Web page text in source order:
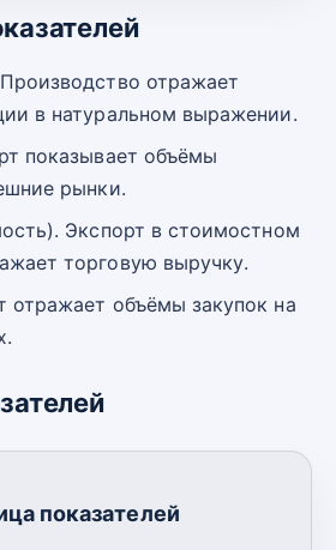
отражает
в натуральном выражении.
показывает объёмы
рынки.
Экспорт в стоимостном
торговую выручку.
отражает объёмы закупок на
показателей